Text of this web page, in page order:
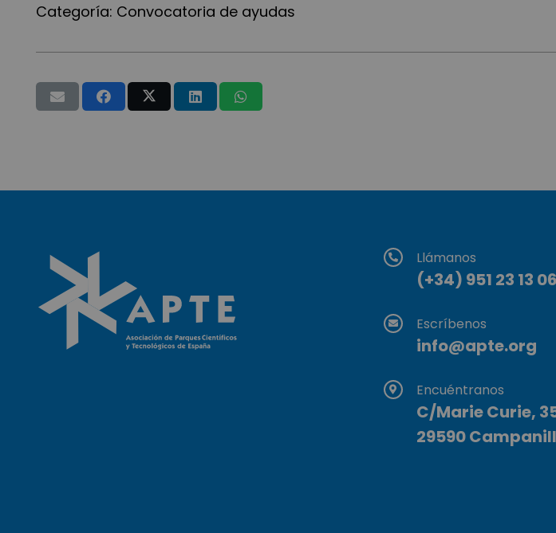
Categoría: Convocatoria de ayudas
Llámanos
(+34) 951 23 13 06
Escríbenos
info@apte.org
Encuéntranos
C/Marie Curie,
29590